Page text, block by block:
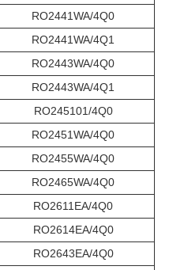
RO2441WA/4Q0
RO2441WA/4Q1
RO2443WA/4Q0
RO2443WA/4Q1
RO245101/4Q0
RO2451WA/4Q0
RO2455WA/4Q0
RO2465WA/4Q0
RO2611EA/4Q0
RO2614EA/4Q0
RO2643EA/4Q0